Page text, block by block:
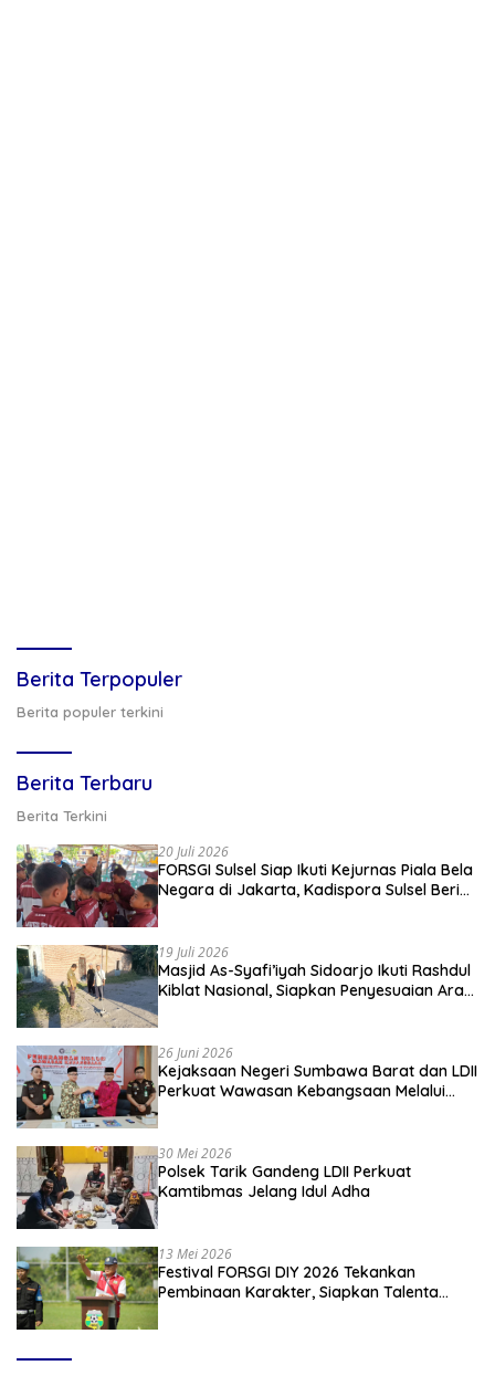
Berita Terpopuler
Berita populer terkini
Berita Terbaru
Berita Terkini
20 Juli 2026
FORSGI Sulsel Siap Ikuti Kejurnas Piala Bela
Negara di Jakarta, Kadispora Sulsel Beri
19 Juli 2026
Masjid As-Syafi’iyah Sidoarjo Ikuti Rashdul
Kiblat Nasional, Siapkan Penyesuaian Arah
26 Juni 2026
Kejaksaan Negeri Sumbawa Barat dan LDII
Perkuat Wawasan Kebangsaan Melalui
30 Mei 2026
Polsek Tarik Gandeng LDII Perkuat
Kamtibmas Jelang Idul Adha
13 Mei 2026
Festival FORSGI DIY 2026 Tekankan
Pembinaan Karakter, Siapkan Talenta